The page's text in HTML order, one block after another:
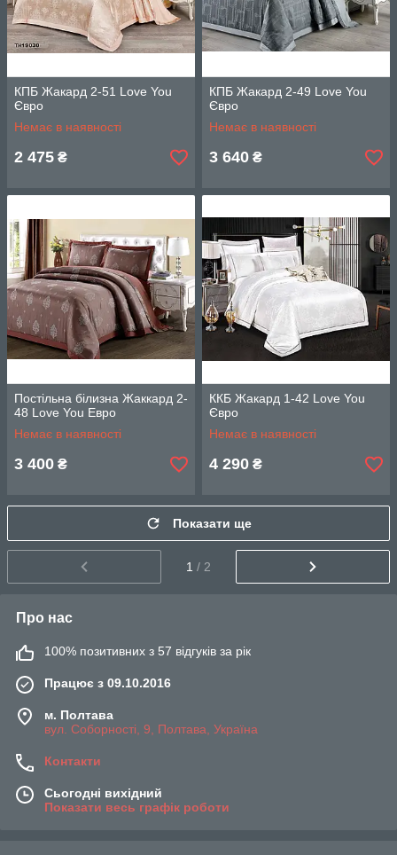
КПБ Жакард 2-51 Love You
Євро
Немає в наявності
2 475 ₴
КПБ Жакард 2-49 Love You
Євро
Немає в наявності
3 640 ₴
Постільна білизна Жаккард 2-
48 Love You Евро
Немає в наявності
3 400 ₴
ККБ Жакард 1-42 Love You
Євро
Немає в наявності
4 290 ₴
Показати ще
1 / 2
Про нас
100% позитивних з 57 відгуків за рік
Працює з 09.10.2016
м. Полтава
вул. Соборності, 9, Полтава, Україна
Контакти
Сьогодні вихідний
Показати весь графік роботи